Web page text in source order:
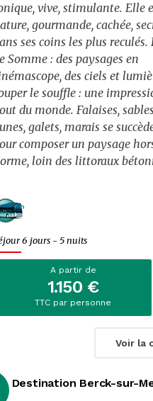
citadines
fluviales
maritimes
Hall et cabarets
et marchés de Noël
vive, stimulante. Elle
gourmande, cachée,
ses coins les plus reculés.
Somme : des paysages en
des ciels et
le souffle : une
du monde. Falaises,
galets, marais se
composer un paysage
loin des littoraux
6 jours - 5 nuits
A partir de
1.150 €
TTC par personne
Voir la
Destination Berck-sur-